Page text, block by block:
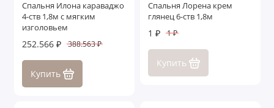
Спальня Илона караваджо
4-ств 1,8м с мягким
изголовьем
252.566 ₽ 388.563 ₽
Купить
Спальня Лорена крем
глянец 6-ств 1,8м
1 ₽ 1 ₽
Купить